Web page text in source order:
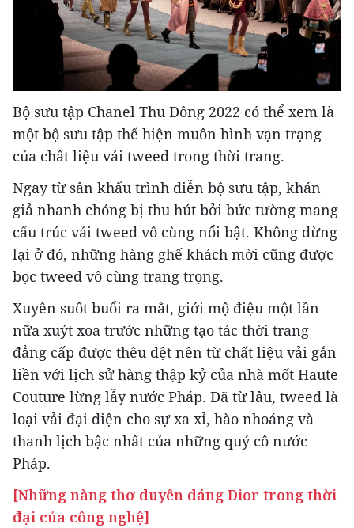
Bộ sưu tập Chanel Thu Đông 2022 có thể xem là
một bộ sưu tập thể hiện muôn hình vạn trạng
của chất liệu vải tweed trong thời trang.
Ngay từ sân khấu trình diễn bộ sưu tập, khán
giả nhanh chóng bị thu hút bởi bức tường mang
cấu trúc vải tweed vô cùng nổi bật. Không dừng
lại ở đó, những hàng ghế khách mời cũng được
bọc tweed vô cùng trang trọng.
Xuyên suốt buổi ra mắt, giới mộ điệu một lần
nữa xuýt xoa trước những tạo tác thời trang
đẳng cấp được thêu dệt nên từ chất liệu vải gắn
liền với lịch sử hàng thập kỷ của nhà mốt Haute
Couture lừng lẫy nước Pháp. Đã từ lâu, tweed là
loại vải đại diện cho sự xa xỉ, hào nhoáng và
thanh lịch bậc nhất của những quý cô nước
Pháp.
[Những nàng thơ duyên dáng Dior trong thời
đại của công nghệ]